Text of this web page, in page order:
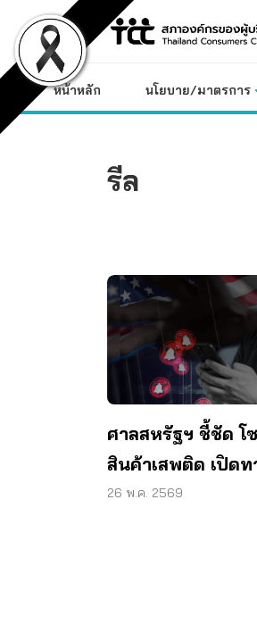
content
หน้าหลัก นโยบาย/มาตรการ
รีล
ศาลสหรัฐฯ ชี้ชัด โ
สินค้าเสพติด เปิดท
ไทยฟ้องเมตา
26 พ.ค. 2569